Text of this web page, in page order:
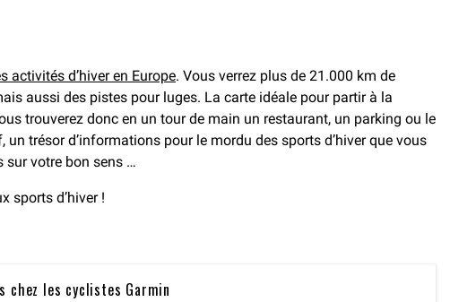
activités d’hiver en Europe. Vous verrez plus de 21.000 km de
aussi des pistes pour luges. La carte idéale pour partir à la
trouverez donc en un tour de main un restaurant, un parking ou le
trésor d’informations pour le mordu des sports d’hiver que vous
sur votre bon sens …
sports d’hiver !
chez les cyclistes Garmin